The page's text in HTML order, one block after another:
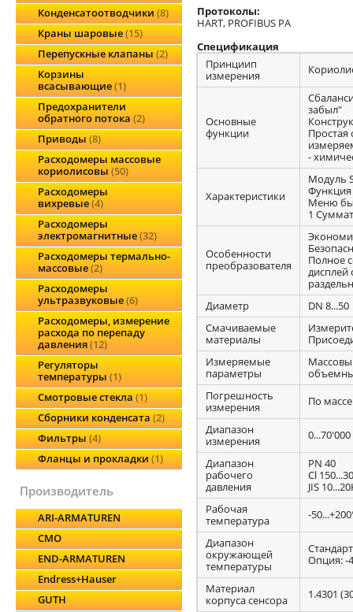
Конденсатоотводчики 8
Краны шаровые 15
Перепускные клапаны 2
Корзины
всасывающие 1
Предохранители
обратного потока 2
Приводы 8
Расходомеры массовые
кориолисовы 50
Расходомеры
вихревые 4
Расходомеры
электромагнитные 32
Расходомеры термально-
массовые 2
Расходомеры
ультразвуковые 6
Расходомеры, измерение
расхода по перепаду
давления 12
Регуляторы
температуры 1
Смотровые стекла 1
Сборники конденсата 2
Фильтры 4
Фланцы и прокладки 1
производитель
ARI-ARMATUREN
CMO
END-ARMATUREN
Endress+Hauser
GUTH
Протоколы:
HART, PROFIBUS PA
Спецификация
Принциип
измерения
Основные
функции
забыл"
Простая
-
Характеристики
Модуль
Функция
Меню
1
Особенности
преобразователя
Полное
дисплей
Диаметр
DN 8...50
Смачиваемые
материалы
Измеряемые
параметры
Погрешность
измерения
По
Диапазон
измерения
Диапазон
рабочего
давления
PN 40
Cl
JIS
Рабочая
температура
-
Диапазон
окружающей
температуры
Опция: -
Материал
корпуса сенсора
1.4301